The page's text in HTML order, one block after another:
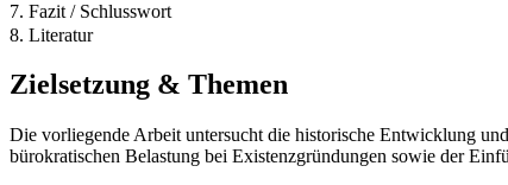
7. Fazit / Schlusswort
8. Literatur
Zielsetzung & Themen
Die vorliegende Arbeit untersucht die historische Entwicklung
bürokratischen Belastung bei Existenzgründungen sowie der